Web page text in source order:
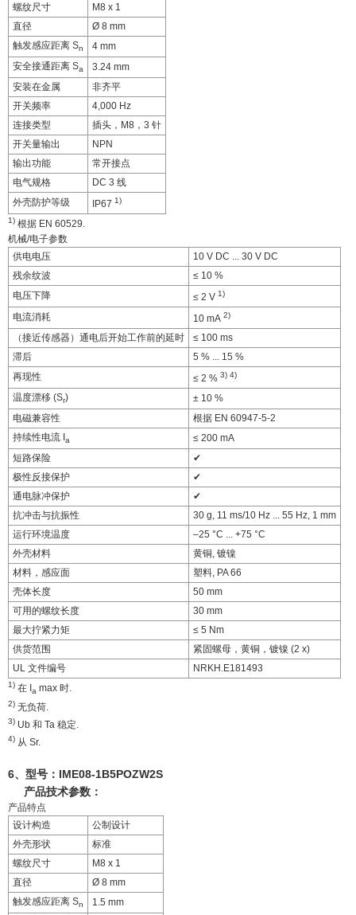
螺纹尺寸
M8 x 1
直径
Ø 8 mm
触发感应距离 Sn
4 mm
安全接通距离 Sa
3.24 mm
安装在金属
非齐平
开关频率
4,000 Hz
连接类型
插头，M8，3 针
开关量输出
NPN
输出功能
常开接点
电气规格
DC 3 线
外壳防护等级
IP67 1)
1) 根据 EN 60529.
机械/电子参数
供电电压
10 V DC ... 30 V DC
残余纹波
≤ 10 %
电压下降
≤ 2 V 1)
电流消耗 10 mA 2)
（接近传感器）通电后开始工作前的延时
≤ 100 ms
滞后
5 % ... 15 %
再现性
≤ 2 % 3) 4)
温度漂移 (Sr)
± 10 %
电磁兼容性
根据 EN 60947-5-2
持续性电流 Ia
≤ 200 mA
短路保险
✔
极性反接保护
✔
通电脉冲保护
✔
抗冲击与抗振性
30 g, 11 ms/10 Hz ... 55 Hz, 1 mm
运行环境温度
–25 °C ... +75 °C
外壳材料
黄铜, 镀镍
材料，感应面
塑料, PA 66
壳体长度
50 mm
可用的螺纹长度
30 mm
最大拧紧力矩
≤ 5 Nm
供货范围
紧固螺母，黄铜，镀镍 (2 x)
UL 文件编号
NRKH.E181493
1) 在 Ia max 时.
2) 无负荷.
3) Ub 和 Ta 稳定.
4) 从 Sr.
6、型号： IME08-1B5POZW2S
产品技术参数：
产品特点
设计构造
公制设计
外壳形状
标准
螺纹尺寸
M8 x 1
直径
Ø 8 mm
触发感应距离 Sn
1.5 mm